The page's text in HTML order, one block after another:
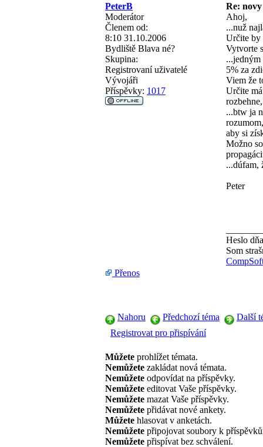
PeterB
Re:
Moderátor
Členem od:
8:10 31.10.2006
Bydliště Blava né?
Skupina:
Registrovaní uživatelé
Vývojáři
Příspěvky: 1017
Ahoj,
...nuž
Určite by
Vytvorte
...jedným
5% za
Viem že
Určite
...btw ja
aby si
Možno
...dúfam,
Peter
Heslo
Som
Přenos
Nahoru Předchozí téma
Další
Registrovat pro přispívání
Můžete prohlížet témata.
Nemůžete zakládat nová témata.
Nemůžete odpovídat na příspěvky.
Nemůžete editovat Vaše příspěvky.
Nemůžete mazat Vaše příspěvky.
Nemůžete přidávat nové ankety.
Můžete hlasovat v anketách.
Nemůžete připojovat soubory k
Nemůžete přispívat bez schválení.